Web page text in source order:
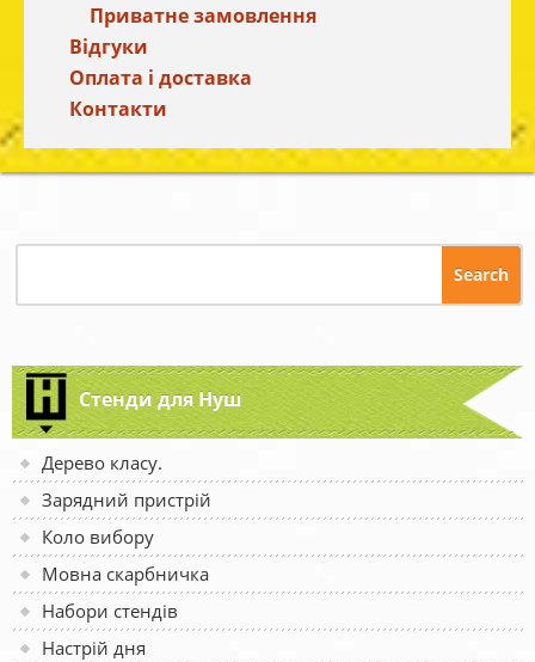
Приватне замовлення
Відгуки
Оплата і доставка
Контакти
Стенди для Нуш
Дерево класу.
Зарядний пристрій
Коло вибору
Мовна скарбничка
Набори стендів
Настрій дня